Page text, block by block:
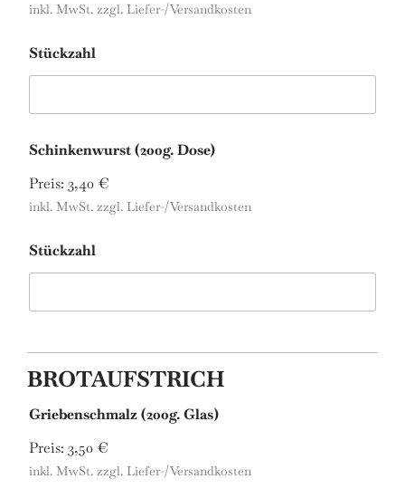
inkl. MwSt. zzgl. Liefer-/Versandkosten
Stückzahl
Schinkenwurst (200g. Dose)
Preis: 3,40 €
inkl. MwSt. zzgl. Liefer-/Versandkosten
Stückzahl
BROTAUFSTRICH
Griebenschmalz (200g. Glas)
Preis: 3,50 €
inkl. MwSt. zzgl. Liefer-/Versandkosten